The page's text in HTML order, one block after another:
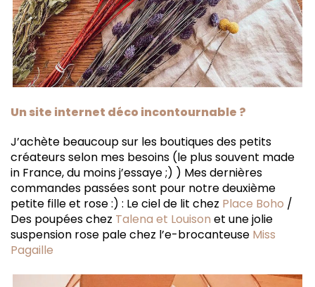
Un site internet déco incontournable ?
J’achète beaucoup sur les boutiques des petits
créateurs selon mes besoins (le plus souvent made
in France, du moins j’essaye ;) ) Mes dernières
commandes passées sont pour notre deuxième
petite fille et rose :) : Le ciel de lit chez Place Boho /
Des poupées chez Talena et Louison et une jolie
suspension rose pale chez l’e-brocanteuse Miss
Pagaille